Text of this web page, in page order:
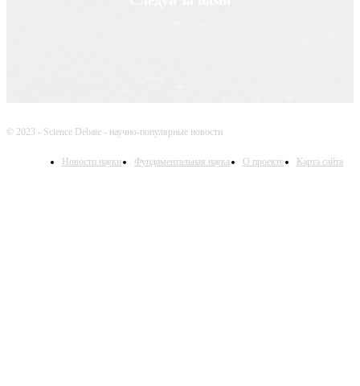
© 2023 - Science Debate - научно-популярные новости
Новости науки Фундаментальная наука О проекте Карта сайта